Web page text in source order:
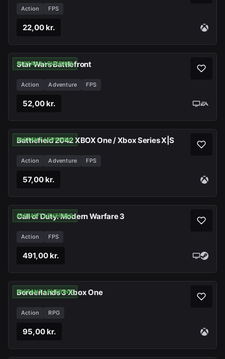
Action FPS
22,00 kr.
INSTANT LEVERING
Star Wars Battlefront
Action Adventure FPS
52,00 kr.
INSTANT LEVERING
Battlefield 2042 XBOX One / Xbox Series X|S
Action Adventure FPS
57,00 kr.
INSTANT LEVERING
Call of Duty: Modern Warfare 3
Action FPS
491,00 kr.
INSTANT LEVERING
Borderlands 3 Xbox One
Action RPG
95,00 kr.